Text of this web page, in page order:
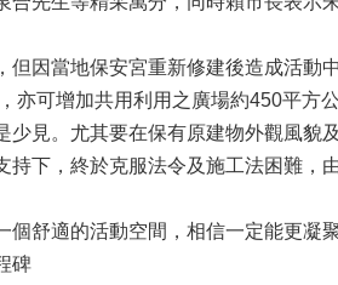
因當地保安宮重新修建後造成活動
亦可增加共用利用之廣場約450平方
見。尤其要在保有原建物外觀風貌
下，終於克服法令及施工法困難，
舒適的活動空間，相信一定能更凝
碑